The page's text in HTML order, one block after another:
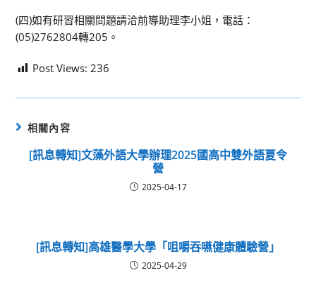
(四)如有研習相關問題請洽前導助理李小姐，電話：
(05)2762804轉205。
Post Views: 236
相關內容
[訊息轉知]文藻外語大學辦理2025國高中雙外語夏令
營
2025-04-17
[訊息轉知]高雄醫學大學「咀嚼吞嚥健康體驗營」
2025-04-29